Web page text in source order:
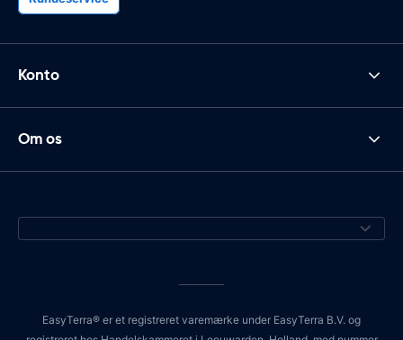
Konto
Om os
EasyTerra® er et registreret varemærke under EasyTerra B.V. og